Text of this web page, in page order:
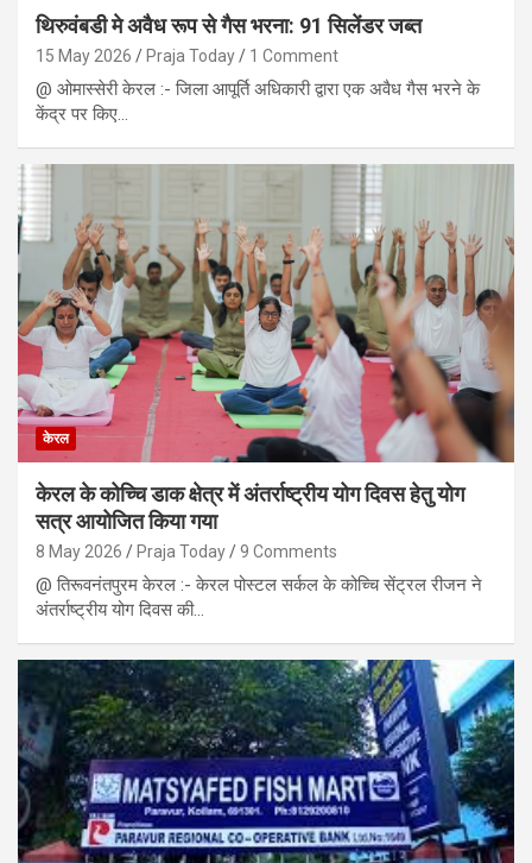
थिरुवंबडी मे अवैध रूप से गैस भरना: 91 सिलेंडर जब्त
15 May 2026 Praja Today 1 Comment
@ ओमास्सेरी केरल :- जिला आपूर्ति अधिकारी द्वारा एक अवैध गैस भरने के
केंद्र पर किए…
केरल
केरल के कोच्चि डाक क्षेत्र में अंतर्राष्ट्रीय योग दिवस हेतु योग
सत्र आयोजित किया गया
8 May 2026 Praja Today 9 Comments
@ तिरूवनंतपुरम केरल :- केरल पोस्टल सर्कल के कोच्चि सेंट्रल रीजन ने
अंतर्राष्ट्रीय योग दिवस की…